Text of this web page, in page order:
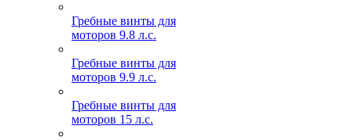
Гребные винты для
моторов 9.8 л.с.
Гребные винты для
моторов 9.9 л.с.
Гребные винты для
моторов 15 л.с.